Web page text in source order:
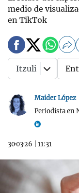
medio de
en TikTok
Maider López
Periodista en
30·03·26 11:31
Itzuli